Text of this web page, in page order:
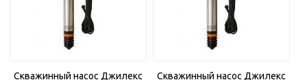
Скважинный насос Джилекс
Скважинный насос Джилекс